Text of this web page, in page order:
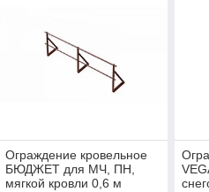
Ограждение кровельное
БЮДЖЕТ для МЧ, ПН,
мягкой кровли 0,6 м